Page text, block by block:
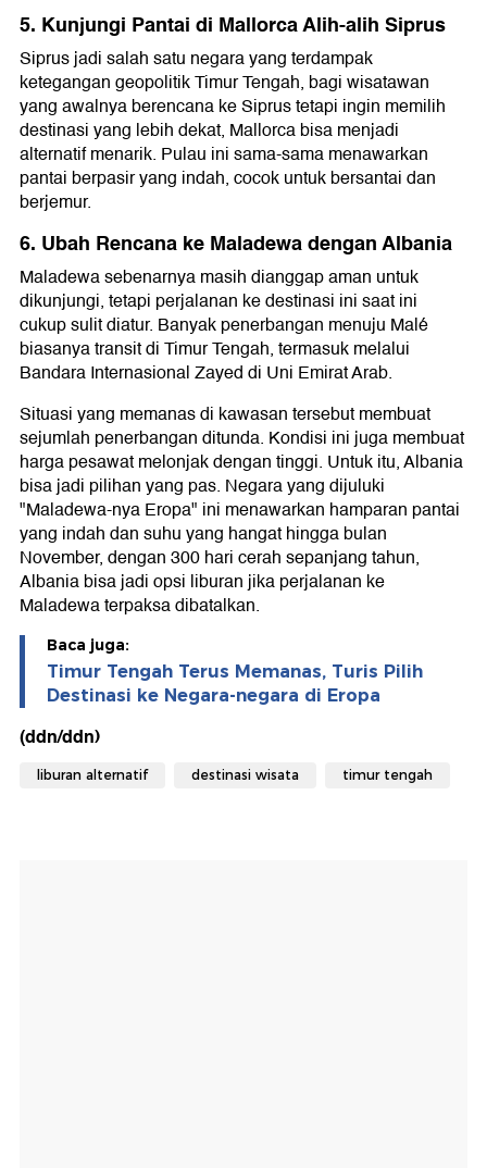
5. Kunjungi Pantai di Mallorca Alih-alih Siprus
Siprus jadi salah satu negara yang terdampak
ketegangan geopolitik Timur Tengah, bagi wisatawan
yang awalnya berencana ke Siprus tetapi ingin memilih
destinasi yang lebih dekat, Mallorca bisa menjadi
alternatif menarik. Pulau ini sama-sama menawarkan
pantai berpasir yang indah, cocok untuk bersantai dan
berjemur.
6. Ubah Rencana ke Maladewa dengan Albania
Maladewa sebenarnya masih dianggap aman untuk
dikunjungi, tetapi perjalanan ke destinasi ini saat ini
cukup sulit diatur. Banyak penerbangan menuju Malé
biasanya transit di Timur Tengah, termasuk melalui
Bandara Internasional Zayed di Uni Emirat Arab.
Situasi yang memanas di kawasan tersebut membuat
sejumlah penerbangan ditunda. Kondisi ini juga membuat
harga pesawat melonjak dengan tinggi. Untuk itu, Albania
bisa jadi pilihan yang pas. Negara yang dijuluki
"Maladewa-nya Eropa" ini menawarkan hamparan pantai
yang indah dan suhu yang hangat hingga bulan
November, dengan 300 hari cerah sepanjang tahun,
Albania bisa jadi opsi liburan jika perjalanan ke
Maladewa terpaksa dibatalkan.
Baca juga:
Timur Tengah Terus Memanas, Turis Pilih
Destinasi ke Negara-negara di Eropa
(ddn/ddn)
liburan alternatif destinasi wisata timur tengah